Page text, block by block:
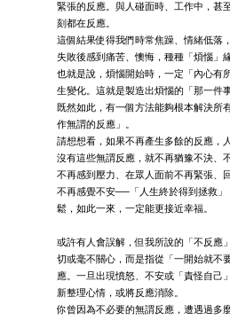
緊張的反應。與人碰面時、工作中，甚
刻都在反應。
這個結果使得我們時常焦躁、情緒低落
失敗後感到痛苦、懊悔，種種「煩惱」
也就是說，煩惱開始時，一定「內心有
生變化。這就是製造出煩惱的「那一件事
既然如此，有一個方法能夠根本解決所
作無謂的反應」。
請想想看，如果不再產生多餘的反應，
沒有這些無謂反應，就不再猶豫不決、
不再感到壓力、在眾人面前不再緊張、
不再感覺不安──「人生終於得到拯救」
鬆，如此一來，一定能更接近幸福。
或許有人會誤解，但我所說的「不反應
切或毫不關心，而是指從「一開始就不
應。一旦出現憤怒、不安或「責怪自己
新整理心情，或將反應消除。
你曾因為不必要的無謂反應，遭遇過多